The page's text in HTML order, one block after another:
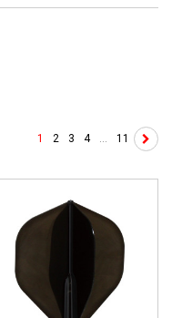
1 2 3 4 11